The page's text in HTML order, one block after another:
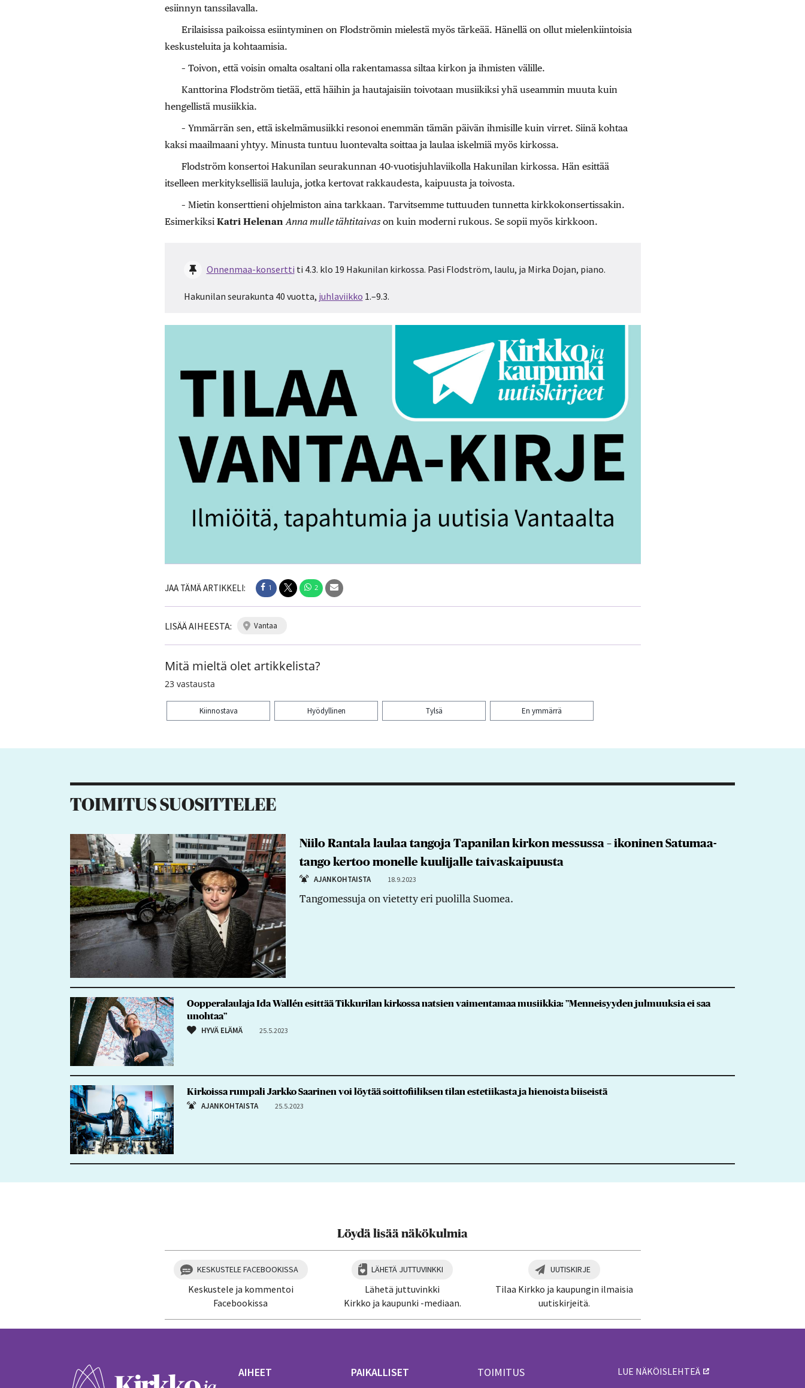
esiinnyn tanssilavalla.
Erilaisissa paikoissa esiintyminen on Flodströmin mielestä myös tärkeää. Hänellä on ollut mielenkiintoisia
keskusteluita ja kohtaamisia.
– Toivon, että voisin omalta osaltani olla rakentamassa siltaa kirkon ja ihmisten välille.
Kanttorina Flodström tietää, että häihin ja hautajaisiin toivotaan musiikiksi yhä useammin muuta kuin
hengellistä musiikkia.
– Ymmärrän sen, että iskelmämusiikki resonoi enemmän tämän päivän ihmisille kuin virret. Siinä kohtaa
kaksi maailmaani yhtyy. Minusta tuntuu luontevalta soittaa ja laulaa iskelmiä myös kirkossa.
Flodström konsertoi Hakunilan seurakunnan 40-vuotisjuhlaviikolla Hakunilan kirkossa. Hän esittää
itselleen merkityksellisiä lauluja, jotka kertovat rakkaudesta, kaipuusta ja toivosta.
– Mietin konserttieni ohjelmiston aina tarkkaan. Tarvitsemme tuttuuden tunnetta kirkkokonsertissakin.
Esimerkiksi Katri Helenan Anna mulle tähtitaivason kuin moderni rukous. Se sopii myös kirkkoon.
Onnenmaa-konsertti ti 4.3. klo 19 Hakunilan kirkossa. Pasi Flodström, laulu, ja Mirka Dojan, piano.
Hakunilan seurakunta 40 vuotta, juhlaviikko 1.–9.3.
JAA TÄMÄ ARTIKKELI: 1 2
LISÄÄ AIHEESTA: vantaa
Mitä mieltä olet artikkelista?
23 vastausta
Kiinnostava Hyödyllinen Tylsä En ymmärrä
TOIMITUS SUOSITTELEE
Niilo Rantala laulaa tangoja Tapanilan kirkon messussa – ikoninen Satumaa-
tango kertoo monelle kuulijalle taivaskaipuusta
AJANKOHTAISTA 18.9.2023
Tangomessuja on vietetty eri puolilla Suomea.
Oopperalaulaja Ida Wallén esittää Tikkurilan kirkossa natsien vaimentamaa musiikkia: ”Menneisyyden julmuuksia ei saa
unohtaa”
HYVÄ ELÄMÄ 25.5.2023
Kirkoissa rumpali Jarkko Saarinen voi löytää soittofiiliksen tilan estetiikasta ja hienoista biiseistä
AJANKOHTAISTA 25.5.2023
Löydä lisää näkökulmia
KESKUSTELE FACEBOOKISSA
Keskustele ja kommentoi
Facebookissa
LÄHETÄ JUTTUVINKKI
Lähetä juttuvinkki
Kirkko ja kaupunki -mediaan.
UUTISKIRJE
Tilaa Kirkko ja kaupungin ilmaisia
uutiskirjeitä.
AIHEET PAIKALLISET TOIMITUS LUE NÄKÖISLEHTEÄ